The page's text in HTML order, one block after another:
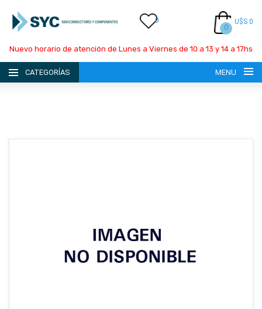
0
0
U$S 0
Nuevo horario de atención de Lunes a Viernes de 10 a 13 y 14 a 17hs
CATEGORÍAS MENU